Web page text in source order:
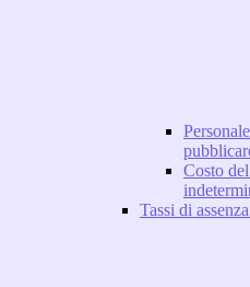
Costo
Tassi di assenza